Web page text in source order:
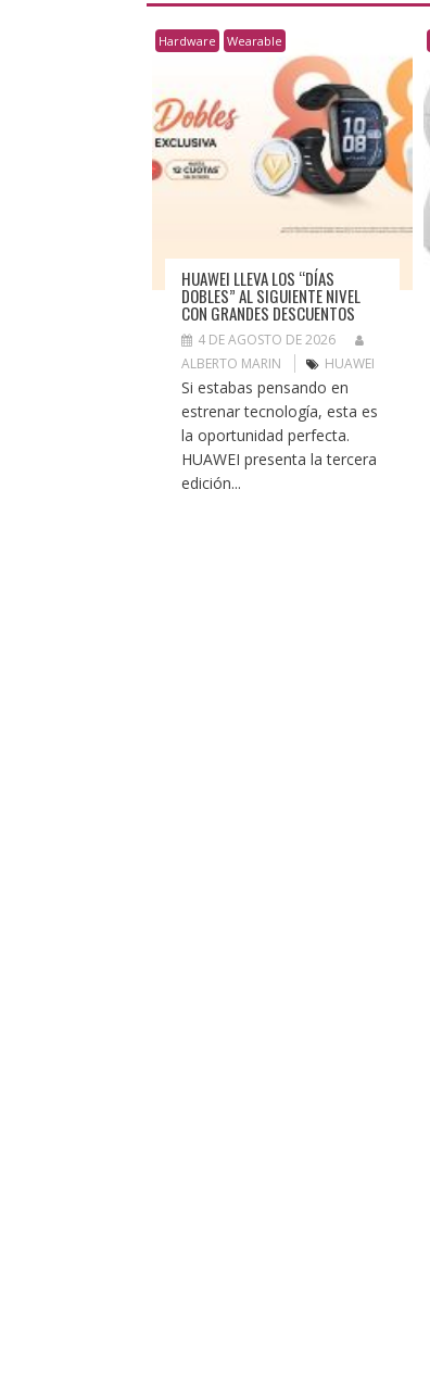
Hardware Wearable
HUAWEI LLEVA LOS “DÍAS
DOBLES” AL SIGUIENTE NIVEL
CON GRANDES DESCUENTOS
4 DE AGOSTO DE 2026
ALBERTO MARIN
HUAWEI
Si estabas pensando en
estrenar tecnología, esta es
la oportunidad perfecta.
HUAWEI presenta la tercera
edición...